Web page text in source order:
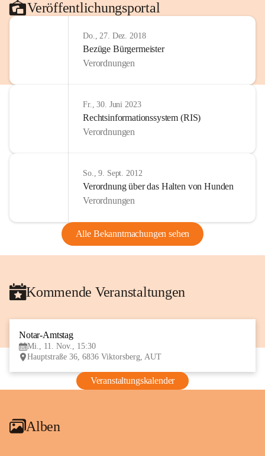
Veröffentlichungsportal
Do., 27. Dez. 2018
Bezüge Bürgermeister
Verordnungen
Fr., 30. Juni 2023
Rechtsinformationssystem (RIS)
Verordnungen
So., 9. Sept. 2012
Verordnung über das Halten von Hunden
Verordnungen
Alle Bekanntmachungen sehen
Kommende Veranstaltungen
Notar-Amtstag
Mi., 11. Nov., 15:30
Hauptstraße 36, 6836 Viktorsberg, AUT
Veranstaltungskalender
Alben